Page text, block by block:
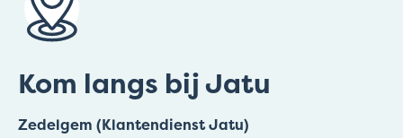
Kom langs bij Jatu
Zedelgem (Klantendienst Jatu)